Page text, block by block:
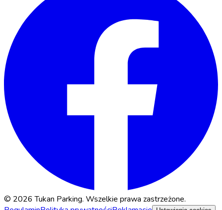
© 2026 Tukan Parking. Wszelkie prawa zastrzeżone.